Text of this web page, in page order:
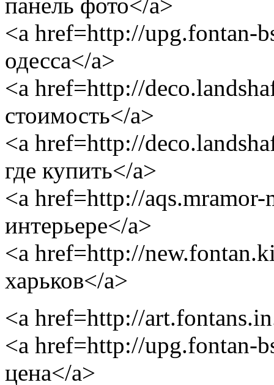
<a href=http://upg.fontan-
одесса</a>
<a href=http://
стоимость</a>
<a href=http://
где купить</a>
<a href=http://
интерьере</a>
<a href=http://
харьков</a>
<a href=http://
<a href=http://upg.fontan-
цена</a>